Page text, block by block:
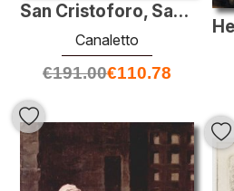
San Cristoforo, San Michele et Murano
Canaletto
€191.00€110.78